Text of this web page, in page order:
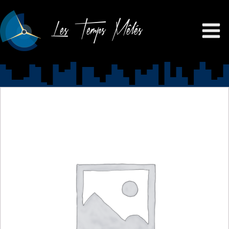
Les Temps Mêlés